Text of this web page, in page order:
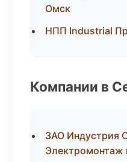
Омск
НПП Industrial
Компании в
ЗАО Индустрия
Электромонтаж